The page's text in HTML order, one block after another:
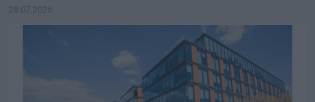
28.07.2026